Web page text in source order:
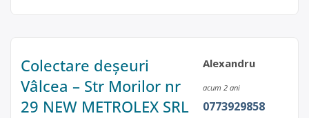
Colectare deșeuri
Vâlcea – Str Morilor nr
29 NEW METROLEX SRL
Alexandru
acum 2 ani
0773929858